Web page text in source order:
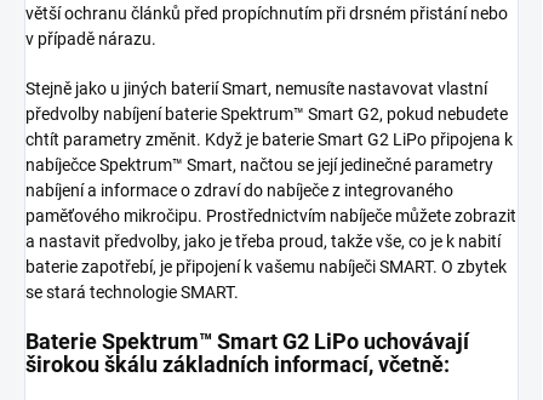
větší ochranu článků před propíchnutím při drsném přistání nebo
v případě nárazu.
Stejně jako u jiných baterií Smart, nemusíte nastavovat vlastní
předvolby nabíjení baterie Spektrum™ Smart G2, pokud nebudete
chtít parametry změnit. Když je baterie Smart G2 LiPo připojena k
nabíječce Spektrum™ Smart, načtou se její jedinečné parametry
nabíjení a informace o zdraví do nabíječe z integrovaného
paměťového mikročipu. Prostřednictvím nabíječe můžete zobrazit
a nastavit předvolby, jako je třeba proud, takže vše, co je k nabití
baterie zapotřebí, je připojení k vašemu nabíječi SMART. O zbytek
se stará technologie SMART.
Baterie Spektrum™ Smart G2 LiPo uchovávají
širokou škálu základních informací, včetně: